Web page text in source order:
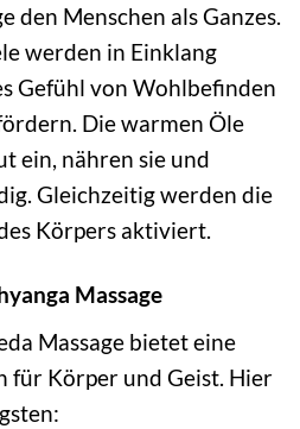
den Menschen als Ganzes.
werden in Einklang
Gefühl von Wohlbefinden
Die warmen Öle
ein, nähren sie und
Gleichzeitig werden die
Körpers aktiviert.
Massage
Massage bietet eine
für Körper und Geist. Hier